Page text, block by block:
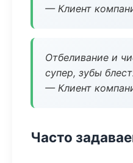
— Клиент
Отбеливание и
супер, зубы
— Клиент
Часто